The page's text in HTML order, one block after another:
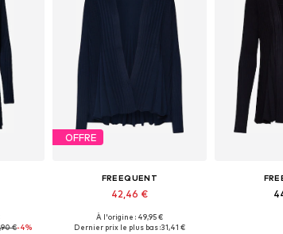
XL
€-4%
OFFRE
FREEQUENT
42,46 €
À l'origine : 49,95 €
Dernier prix le plus bas :31,41 €